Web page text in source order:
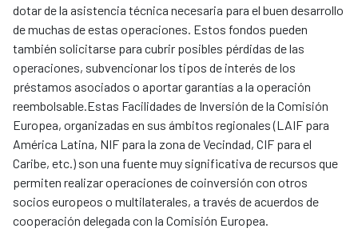
dotar de la asistencia técnica necesaria para el buen desarrollo
de muchas de estas operaciones. Estos fondos pueden
también solicitarse para cubrir posibles pérdidas de las
operaciones, subvencionar los tipos de interés de los
préstamos asociados o aportar garantías a la operación
reembolsable.Estas Facilidades de Inversión de la Comisión
Europea, organizadas en sus ámbitos regionales (LAIF para
América Latina, NIF para la zona de Vecindad, CIF para el
Caribe, etc.) son una fuente muy significativa de recursos que
permiten realizar operaciones de coinversión con otros
socios europeos o multilaterales, a través de acuerdos de
cooperación delegada con la Comisión Europea.